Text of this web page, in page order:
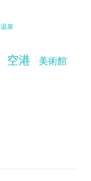
温泉
空港 美術館